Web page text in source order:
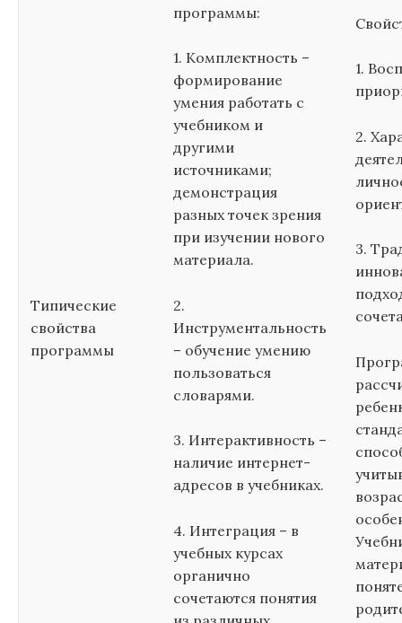
Типические
свойства
программы
программы:
1. Комплектность –
формирование
умения работать с
учебником и
другими
источниками;
демонстрация
разных точек зрения
при изучении нового
материала.
2.
Инструментальность
– обучение умению
пользоваться
словарями.
3. Интерактивность –
наличие интернет-
адресов в учебниках.
4. Интеграция – в
учебных курсах
органично
сочетаются понятия
1.
2.
3.